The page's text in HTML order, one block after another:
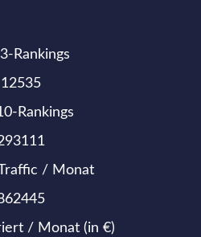
Rankings
12535
Rankings
/ Monat
/ Monat (in €)